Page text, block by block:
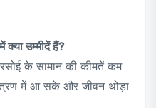
उम्मीदें हैं?
के सामान की कीमतें कम
में आ सके और जीवन थोड़ा